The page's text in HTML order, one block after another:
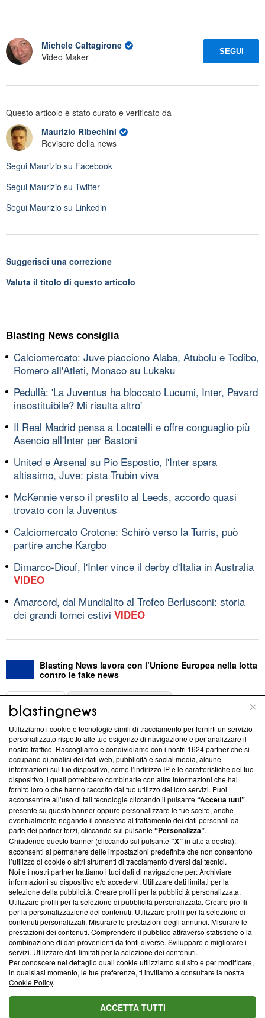
Michele Caltagirone
Video Maker
SEGUI
Questo articolo è stato curato e verificato da
Maurizio Ribechini
Revisore della news
Segui Maurizio su Facebook
Segui Maurizio su Twitter
Segui Maurizio su Linkedin
Suggerisci una correzione
Valuta il titolo di questo articolo
Blasting News consiglia
Calciomercato: Juve piacciono Alaba, Atubolu e Todibo,
Romero all'Atleti, Monaco su Lukaku
Pedullà: 'La Juventus ha bloccato Lucumi, Inter, Pavard
insostituibile? Mi risulta altro'
Il Real Madrid pensa a Locatelli e offre conguaglio più
Asencio all'Inter per Bastoni
United e Arsenal su Pio Espostio, l'Inter spara
altissimo, Juve: pista Trubin viva
McKennie verso il prestito al Leeds, accordo quasi
trovato con la Juventus
Calciomercato Crotone: Schirò verso la Turris, può
partire anche Kargbo
Dimarco-Diouf, l'Inter vince il derby d'Italia in Australia
VIDEO
Amarcord, dal Mundialito al Trofeo Berlusconi: storia
dei grandi tornei estivi VIDEO
Blasting News lavora con l’Unione Europea nella lotta
contro le fake news
ABOUT
Questa sezione offre informazioni trasparenti su Blasting
News, sui nostri processi editoriali e su come ci impegniamo a
creare news di qualità. Inoltre, afferma la nostra aderenza a
‘Trust Project - News with Integrity’Blasting News non è
ancora membro del programma, ma ha richiesto di farne
parte; Trust Project non ha ancora effettuato una verifica di
conformità agli standard.
Su di noi
Team editoriale
Corporate
Redazione
Informativa Privacy
Cookie Policy
Blasting SA, IDI CHE-247.845.224, Via Carlo Frasca, 3 - 6900
Lugano (Svizzera) Tel:+39 0690258937
© 2026 Blasting News
Utilizziamo i cookie e tecnologie simili di tracciamento per fornirti un servizio
personalizzato rispetto alle tue esigenze di navigazione e per analizzare il
nostro traffico. Raccogliamo e condividiamo con i nostri 1624partner che si
occupano di analisi dei dati web, pubblicità e social media, alcune
informazioni sul tuo dispositivo, come l’indirizzo IP e le caratteristiche del tuo
dispositivo, i quali potrebbero combinarle con altre informazioni che hai
fornito loro o che hanno raccolto dal tuo utilizzo dei loro servizi. Puoi
acconsentire all’uso di tali tecnologie cliccando il pulsante“Accetta tutti”
presente su questo banner oppure personalizzare le tue scelte, anche
eventualmente negando il consenso al trattamento dei dati personali da
parte dei partner terzi, cliccando sul pulsante“Personalizza”.
Chiudendo questo banner (cliccando sul pulsante“X”in alto a destra),
acconsenti al permanere delle impostazioni predefinite che non consentono
l’utilizzo di cookie o altri strumenti di tracciamento diversi dai tecnici.
Noi e i nostri partner trattiamo i tuoi dati di navigazione per: Archiviare
informazioni su dispositivo e/o accedervi. Utilizzare dati limitati per la
selezione della pubblicità. Creare profili per la pubblicità personalizzata.
Utilizzare profili per la selezione di pubblicità personalizzata. Creare profili
per la personalizzazione dei contenuti. Utilizzare profili per la selezione di
contenuti personalizzati. Misurare le prestazioni degli annunci. Misurare le
prestazioni dei contenuti. Comprendere il pubblico attraverso statistiche o la
combinazione di dati provenienti da fonti diverse. Sviluppare e migliorare i
servizi. Utilizzare dati limitati per la selezione dei contenuti.
Per conoscere nel dettaglio quali cookie utilizziamo sul sito e per modificare,
in qualsiasi momento, le tue preferenze, ti invitiamo a consultare la nostra
Cookie Policy.
ACCETTA TUTTI